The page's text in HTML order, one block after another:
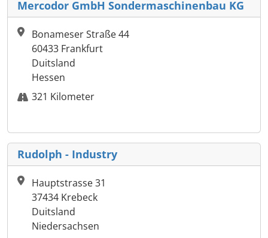
Mercodor GmbH Sondermaschinenbau KG
Bonameser Straße 44
60433 Frankfurt
Duitsland
Hessen
321 Kilometer
Rudolph - Industry
Hauptstrasse 31
37434 Krebeck
Duitsland
Niedersachsen